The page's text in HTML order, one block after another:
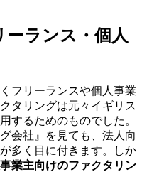
ランス・個人
フリーランスや個人事業
タリングは元々イギリス
するためのものでした。
会社』を見ても、法人向
多く目に付きます。しか
業主向けのファクタリン